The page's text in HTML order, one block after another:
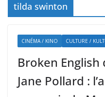
tilda swinton
CINÉMA / KINO CULTURE /
Broken
Jane Pollard :